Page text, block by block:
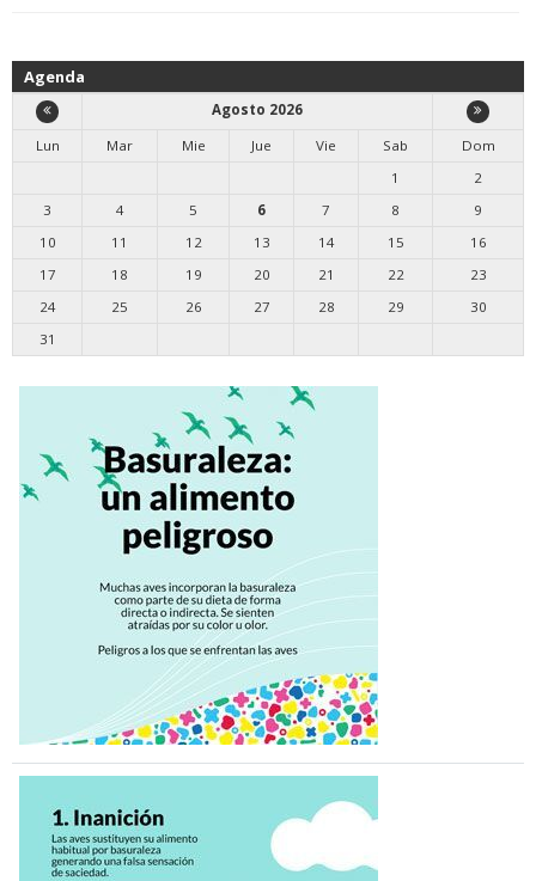
Agenda
Agosto 2026
Lun
Mar Mie Jue Vie Sab
Dom
1
2
3
4 5 6 7 8
9
10
11 12 13 14 15
16
17
18 19 20 21 22
23
24
25 26 27 28 29
30
31